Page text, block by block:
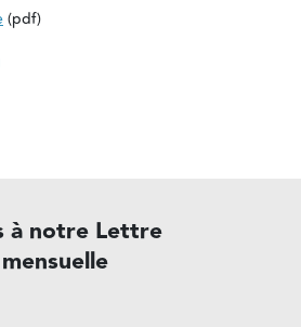
(pdf)
à notre Lettre